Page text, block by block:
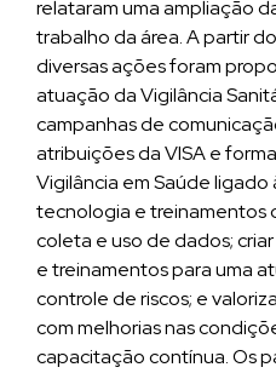
relataram uma ampliação
trabalho da área. A partir
diversas ações foram
atuação da Vigilância
campanhas de
atribuições da VISA e
Vigilância em Saúde ligado
tecnologia e treinamentos
coleta e uso de dados;
e treinamentos para uma
controle de riscos; e
com melhorias nas
capacitação contínua. Os